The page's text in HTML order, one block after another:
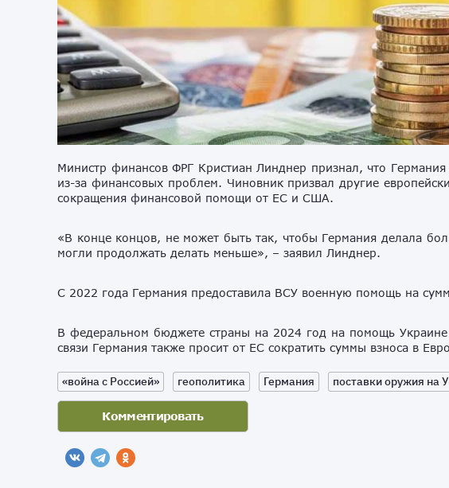
Министр финансов ФРГ Кристиан Линднер признал, что
из-за финансовых проблем. Чиновник призвал другие
сокращения финансовой помощи от ЕС и США.
«В конце концов, не может быть так, чтобы Германия делала
могли продолжать делать меньше», – заявил Линднер.
С 2022 года Германия предоставила ВСУ военную помощь на
В федеральном бюджете страны на 2024 год на помощь
связи Германия также просит от ЕС сократить суммы взноса в
«война с Россией» геополитика Германия поставки оружия на